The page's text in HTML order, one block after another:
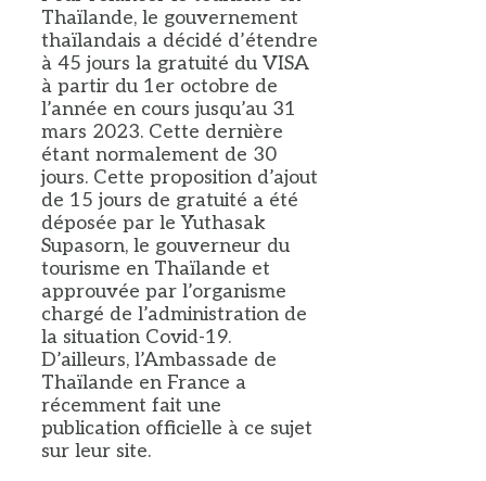
Thaïlande, le gouvernement
thaïlandais a décidé d’étendre
à 45 jours la gratuité du VISA
à partir du 1er octobre de
l’année en cours jusqu’au 31
mars 2023. Cette dernière
étant normalement de 30
jours. Cette proposition d’ajout
de 15 jours de gratuité a été
déposée par le Yuthasak
Supasorn, le gouverneur du
tourisme en Thaïlande et
approuvée par l’organisme
chargé de l’administration de
la situation Covid-19.
D’ailleurs, l’Ambassade de
Thaïlande en France a
récemment fait une
publication officielle à ce sujet
sur leur site.